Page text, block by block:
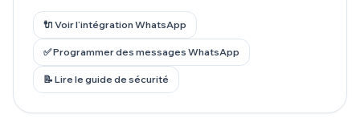
🔌 Voir l'intégration WhatsApp
✅ Programmer des messages WhatsApp
📝 Lire le guide de sécurité